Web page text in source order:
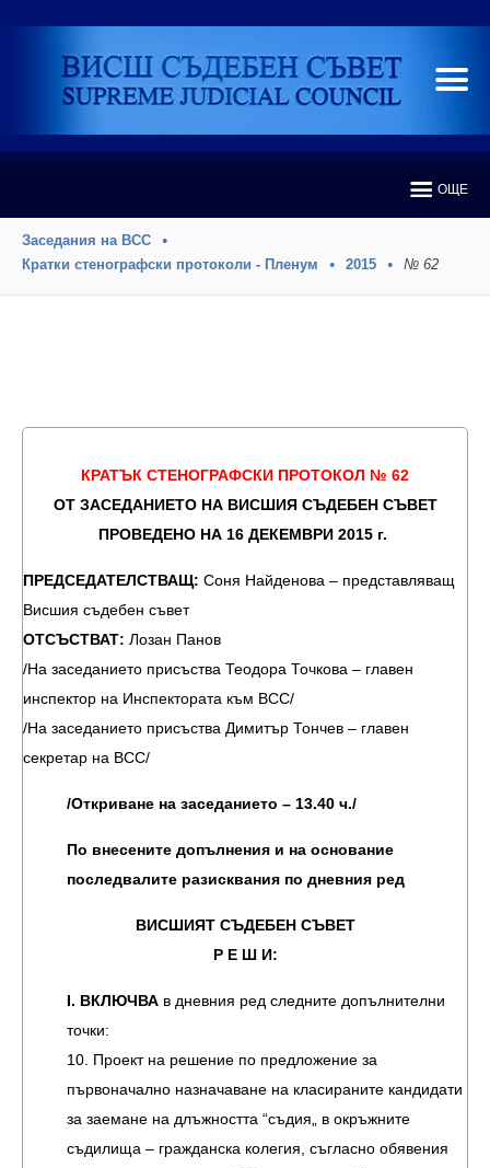
ОЩЕ
Заседания на ВСС
Кратки стенографски протоколи - Пленум
2015 № 62
КРАТЪК СТЕНОГРАФСКИ ПРОТОКОЛ № 62
ОТ ЗАСЕДАНИЕТО НА ВИСШИЯ СЪДЕБЕН СЪВЕТ
ПРОВЕДЕНО НА 16 ДЕКЕМВРИ 2015 г.
ПРЕДСЕДАТЕЛСТВАЩ: Соня Найденова – представляващ
Висшия съдебен съвет
ОТСЪСТВАТ: Лозан Панов
/На заседанието присъства Теодора Точкова – главен
инспектор на Инспектората към ВСС/
/На заседанието присъства Димитър Тончев – главен
секретар на ВСС/
/Откриване на заседанието – 13.40 ч./
По внесените допълнения и на основание
последвалите разисквания по дневния ред
ВИСШИЯТ СЪДЕБЕН СЪВЕТ
Р Е Ш И:
І. ВКЛЮЧВА в дневния ред следните допълнителни
точки:
10. Проект на решение по предложение за
първоначално назначаване на класираните кандидати
за заемане на длъжността “съдия„ в окръжните
съдилища – гражданска колегия, съгласно обявения